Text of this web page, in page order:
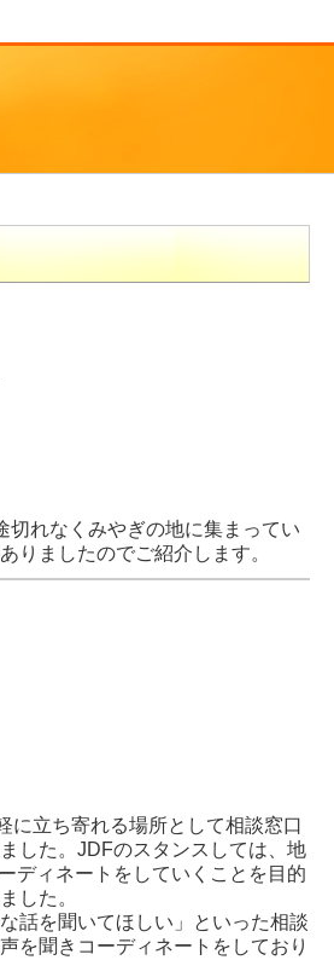
れなくみやぎの地に集まってい
りましたのでご紹介します。
立ち寄れる場所として相談窓口
した。JDFのスタンスしては、地
ディネートをしていくことを目的
した。
話を聞いてほしい」といった相談
を聞きコーディネートをしており